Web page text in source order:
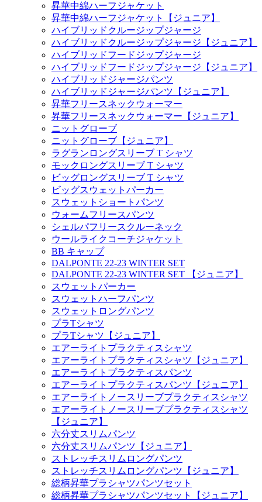
昇華中綿ハーフジャケット
昇華中綿ハーフジャケット【ジュニア】
ハイブリッドクルージップジャージ
ハイブリッドクルージップジャージ【ジュニア】
ハイブリッドフードジップジャージ
ハイブリッドフードジップジャージ【ジュニア】
ハイブリッドジャージパンツ
ハイブリッドジャージパンツ【ジュニア】
昇華フリースネックウォーマー
昇華フリースネックウォーマー【ジュニア】
ニットグローブ
ニットグローブ【ジュニア】
ラグランロングスリーブ T シャツ
モックロングスリーブ T シャツ
ビッグロングスリーブ T シャツ
ビッグスウェットパーカー
スウェットショートパンツ
ウォームフリースパンツ
シェルパフリースクルーネック
ウールライクコーチジャケット
BB キャップ
DALPONTE 22-23 WINTER SET
DALPONTE 22-23 WINTER SET 【ジュニア】
スウェットパーカー
スウェットハーフパンツ
スウェットロングパンツ
プラTシャツ
プラTシャツ【ジュニア】
エアーライトプラクティスシャツ
エアーライトプラクティスシャツ【ジュニア】
エアーライトプラクティスパンツ
エアーライトプラクティスパンツ【ジュニア】
エアーライトノースリーブプラクティスシャツ
エアーライトノースリーブプラクティスシャツ
【ジュニア】
六分丈スリムパンツ
六分丈スリムパンツ【ジュニア】
ストレッチスリムロングパンツ
ストレッチスリムロングパンツ【ジュニア】
総柄昇華プラシャツパンツセット
総柄昇華プラシャツパンツセット【ジュニア】